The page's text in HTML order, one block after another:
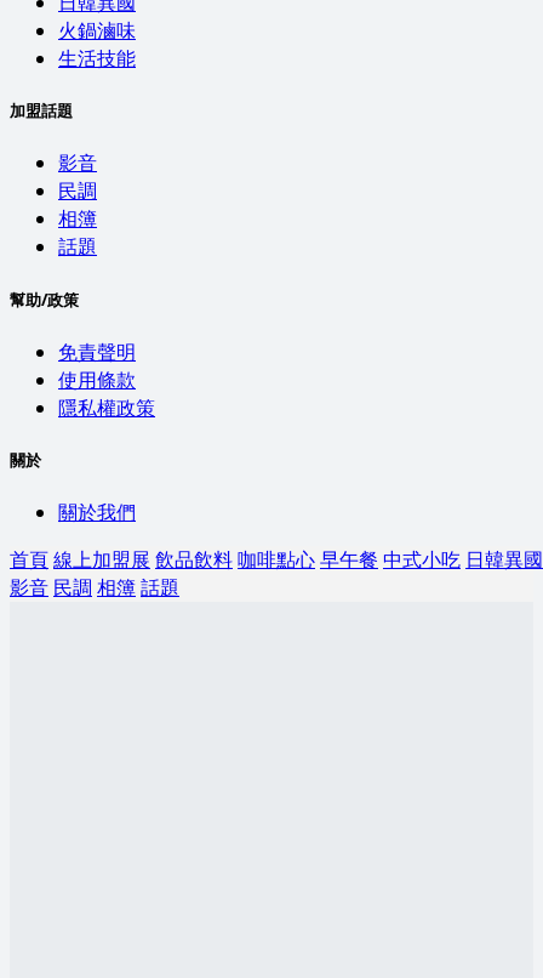
火鍋滷味
生活技能
加盟話題
影音
民調
相簿
話題
幫助/政策
免責聲明
使用條款
隱私權政策
關於
關於我們
首頁線上加盟展 飲品飲料咖啡點心早午餐 中式小吃 日韓異國
影音 民調 相簿話題